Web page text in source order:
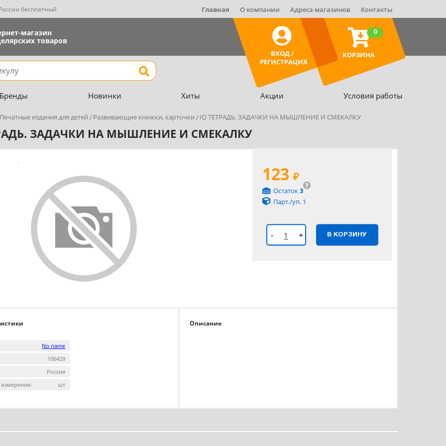
бесплатный Главная О компании Адреса магазинов Контакты
магазин
товаров
ВХОД /
РЕГИСТРАЦИЯ
КОРЗИНА
0
Найти
Бренды Новинки Хиты Акции Условия работы
Печатные издания для детей Развивающие книжки, карточки IQ ТЕТРАДЬ. ЗАДАЧКИ НА МЫШЛЕНИЕ И СМЕКАЛКУ
ЗАДАЧКИ НА МЫШЛЕНИЕ И СМЕКАЛКУ
123 ₽
?
Остаток3
Парт./уп. 1
- + В КОРЗИНУ
No name
106429
Россия
шт
Описание
любимого бренда